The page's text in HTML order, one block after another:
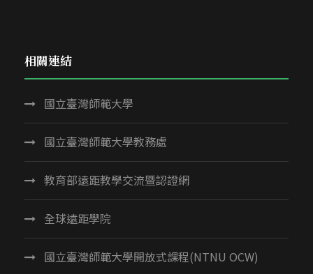
相關連結
國立臺灣師範大學
國立臺灣師範大學教務處
教育部遠距教學交流暨認證網
全球遠距學院
國立臺灣師範大學開放式課程(NTNU OCW)